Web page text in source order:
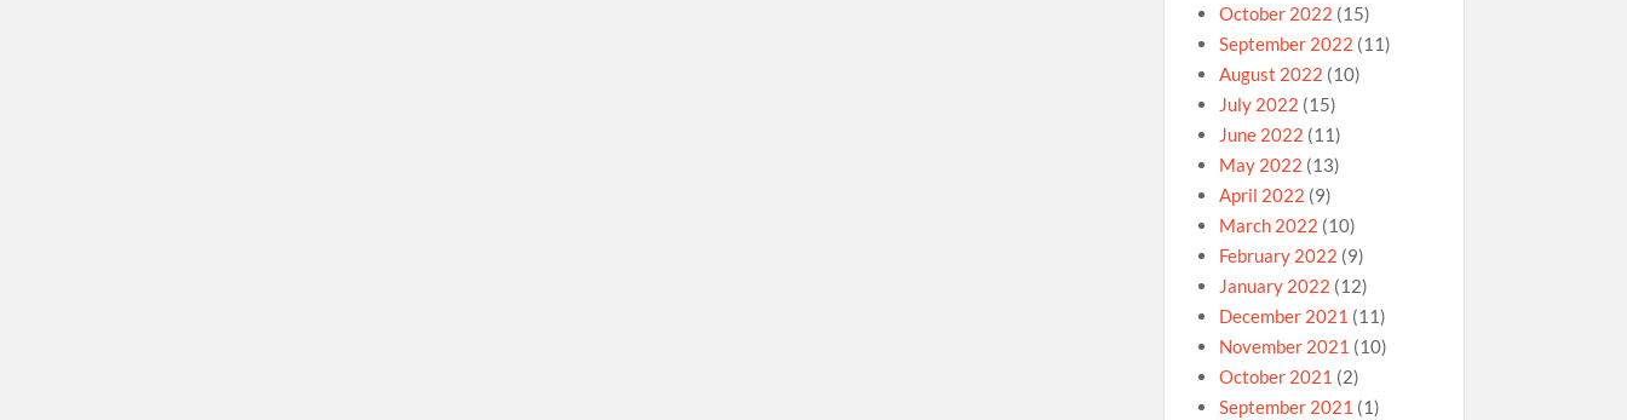
October 2022 (15)
September 2022 (11)
August 2022 (10)
July 2022 (15)
June 2022 (11)
May 2022 (13)
April 2022 (9)
March 2022 (10)
February 2022 (9)
January 2022 (12)
December 2021 (11)
November 2021 (10)
October 2021 (2)
September 2021 (1)